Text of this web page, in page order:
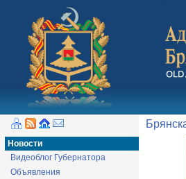
Новости
Видеоблог Губернатора
Объявления